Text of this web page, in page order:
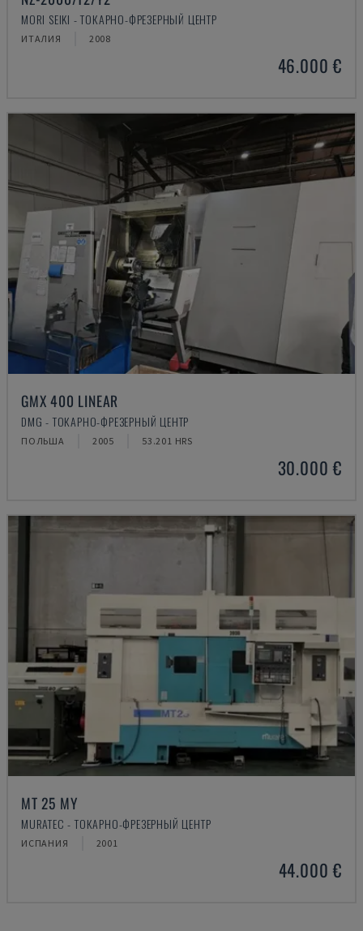
MORI SEIKI - ТОКАРНО-ФРЕЗЕРНЫЙ ЦЕНТР
ИТАЛИЯ 2008
46.000 €
GMX 400 LINEAR
DMG - ТОКАРНО-ФРЕЗЕРНЫЙ ЦЕНТР
ПОЛЬША 2005 53.201 HRS
30.000 €
MT 25 MY
MURATEC - ТОКАРНО-ФРЕЗЕРНЫЙ ЦЕНТР
ИСПАНИЯ 2001
44.000 €